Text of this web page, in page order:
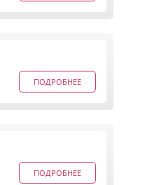
ПОДРОБНЕЕ
ПОДРОБНЕЕ